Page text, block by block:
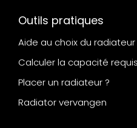
Outils pratiques
Aide au choix du radiateur
Calculer la capacité
Placer un radiateur ?
Radiator vervangen